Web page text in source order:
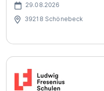
29.08.2026
39218 Schönebeck